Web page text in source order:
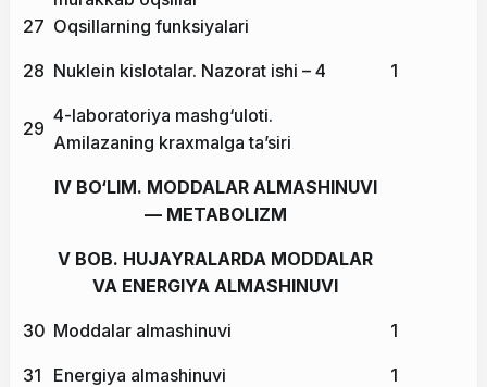
27 Oqsillarning funksiyalari
28 Nuklein kislotalar. Nazorat ishi – 4 1
29
4-laboratoriya mashg‘uloti.
Amilazaning kraxmalga ta’siri
IV BO‘LIM. MODDALAR ALMASHINUVI
— METABOLIZM
V BOB. HUJAYRALARDA MODDALAR
VA ENERGIYA ALMASHINUVI
30 Moddalar almashinuvi 1
31 Energiya almashinuvi
1